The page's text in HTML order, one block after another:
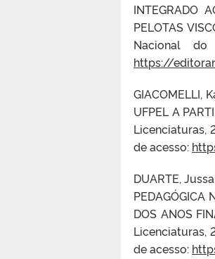
INTEGRADO
PELOTAS
Nacional
https://
GIACOMELLI,
UFPEL A
Licenciaturas,
de acesso:
DUARTE,
PEDAGÓGICA
DOS ANOS
Licenciaturas,
de acesso: